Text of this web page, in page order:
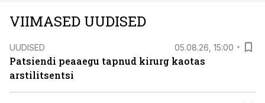
VIIMASED UUDISED
UUDISED 05.08.26, 15:00
Patsiendi peaaegu tapnud kirurg kaotas
arstilitsentsi